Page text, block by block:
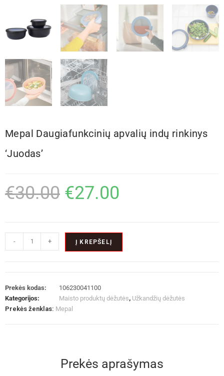
Mepal Daugiafunkcinių apvalių indų rinkinys
‘Juodas’
€30.00 €27.00
- + Į KREPŠELĮ
Prekės kodas:
106230041100
Kategorijos:
Maisto produktų dėžutės, Užkandžių dėžutės
Prekės ženklas: Mepal
Prekės aprašymas